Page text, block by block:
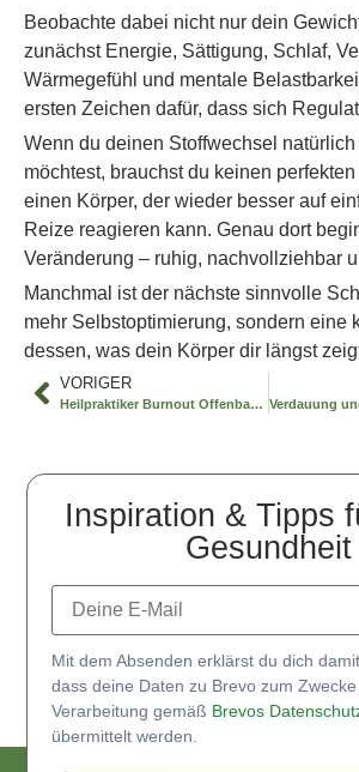
Beobachte dabei nicht nur dein
zunächst Energie, Sättigung, Schlaf,
Wärmegefühl und mentale
ersten Zeichen dafür, dass sich
Wenn du deinen Stoffwechsel
möchtest, brauchst du keinen
einen Körper, der wieder besser auf
Reize reagieren kann. Genau dort
Veränderung – ruhig, nachvollziehbar
Manchmal ist der nächste sinnvolle
mehr Selbstoptimierung, sondern eine
dessen, was dein Körper dir längst
VORIGER
Heilpraktiker Burnout Offenbach – was hilft?
Inspiration & Tipps
Gesundheit
Mit dem Absenden erklärst du dich
dass deine Daten zu Brevo zum
Verarbeitung gemäß Brevos
übermittelt werden.